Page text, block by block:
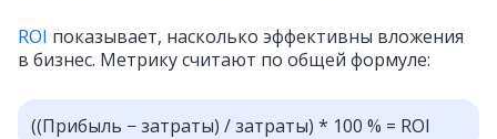
ROI показывает, насколько эффективны вложения
в бизнес. Метрику считают по общей формуле:
((Прибыль − затраты) / затраты) * 100 % = ROI